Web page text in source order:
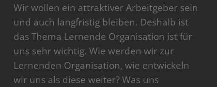
Wir wollen ein attraktiver Arbeitgeber sein
und auch langfristig bleiben. Deshalb ist
das Thema Lernende Organisation ist für
uns sehr wichtig. Wie werden wir zur
Lernenden Organisation, wie entwickeln
wir uns als diese weiter? Was uns